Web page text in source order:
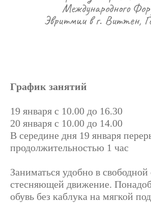
Международного
Эвритмии в г. Виттен,
График занятий
19 января с 10.00 до 16.30
20 января с 10.00 до 14.00
В середине дня 19 января
продолжительностью 1 час
Заниматься удобно в
стесняющей движение.
обувь без каблука на мягкой